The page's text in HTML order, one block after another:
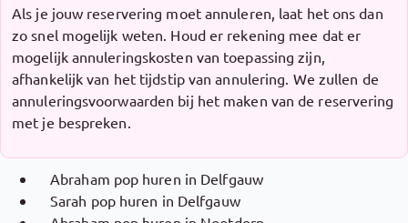
Als je jouw reservering moet annuleren, laat het ons dan
zo snel mogelijk weten. Houd er rekening mee dat er
mogelijk annuleringskosten van toepassing zijn,
afhankelijk van het tijdstip van annulering. We zullen de
annuleringsvoorwaarden bij het maken van de reservering
met je bespreken.
Abraham pop huren in Delfgauw
Sarah pop huren in Delfgauw